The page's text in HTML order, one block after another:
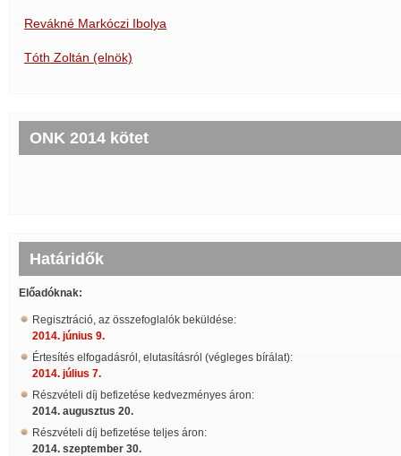
Revákné Markóczi Ibolya
Tóth Zoltán (elnök)
ONK 2014 kötet
Határidők
Előadóknak:
Regisztráció, az összefoglalók beküldése:
2014. június 9.
Értesítés elfogadásról, elutasításról (végleges bírálat):
2014. július 7.
Részvételi díj befizetése kedvezményes áron:
2014. augusztus 20.
Részvételi díj befizetése teljes áron:
2014. szeptember 30.